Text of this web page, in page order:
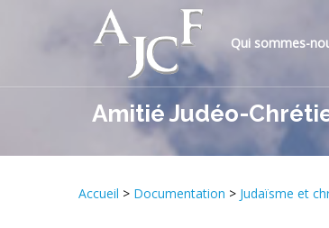
Qui sommes-
Amitié Judéo-
Accueil > Documentation > Judaïsme et